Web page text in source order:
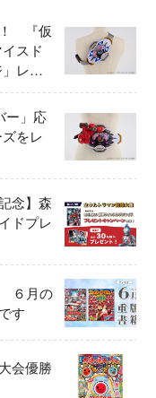
！ 『仮
スド
レビ
ー」応
をレ
念】森
ドプレ
６月の
す
会優勝